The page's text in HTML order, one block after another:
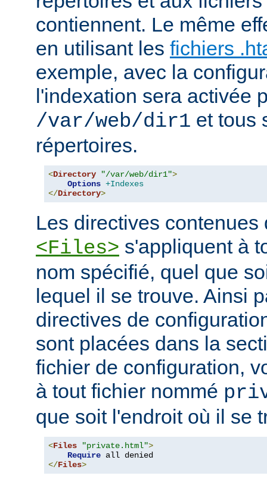
contiennent. Le même
en utilisant les fichiers
exemple, avec la
l'indexation sera activée
/var/web/dir1 et tous
répertoires.
<Directory "/var/web/dir1">
Options +Indexes
</Directory>
Les directives contenues
<Files> s'appliquent à
nom spécifié, quel que
lequel il se trouve. Ainsi
directives de
sont placées dans la
fichier de configuration,
à tout fichier nommé
que soit l'endroit où il se
<Files "private.html">
Require
</Files>